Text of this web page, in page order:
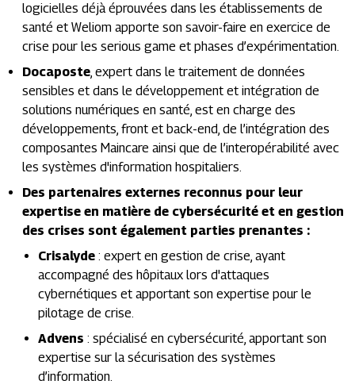
logicielles déjà éprouvées dans les établissements de
santé et Weliom apporte son savoir-faire en exercice de
crise pour les serious game et phases d’expérimentation.
Docaposte, expert dans le traitement de données
sensibles et dans le développement et intégration de
solutions numériques en santé, est en charge des
développements, front et back-end, de l’intégration des
composantes Maincare ainsi que de l’interopérabilité avec
les systèmes d'information hospitaliers.
Des partenaires externes reconnus pour leur
expertise en matière de cybersécurité et en gestion
des crises sont également parties prenantes :
Crisalyde : expert en gestion de crise, ayant
accompagné des hôpitaux lors d'attaques
cybernétiques et apportant son expertise pour le
pilotage de crise.
Advens : spécialisé en cybersécurité, apportant son
expertise sur la sécurisation des systèmes
d’information.